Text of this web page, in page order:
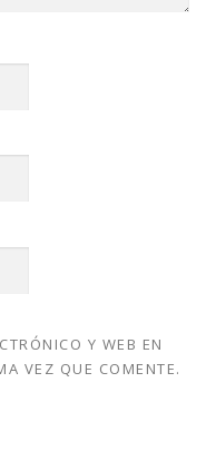
Y WEB EN
VEZ QUE COMENTE.